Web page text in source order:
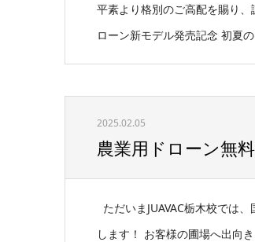
平素より格別のご高配を賜り
ローン新モデル発売記念 初夏
2025.02.05
農業用ドローン無
ただいまJUAVAC栃木校では
します！ お客様の圃場へ出向